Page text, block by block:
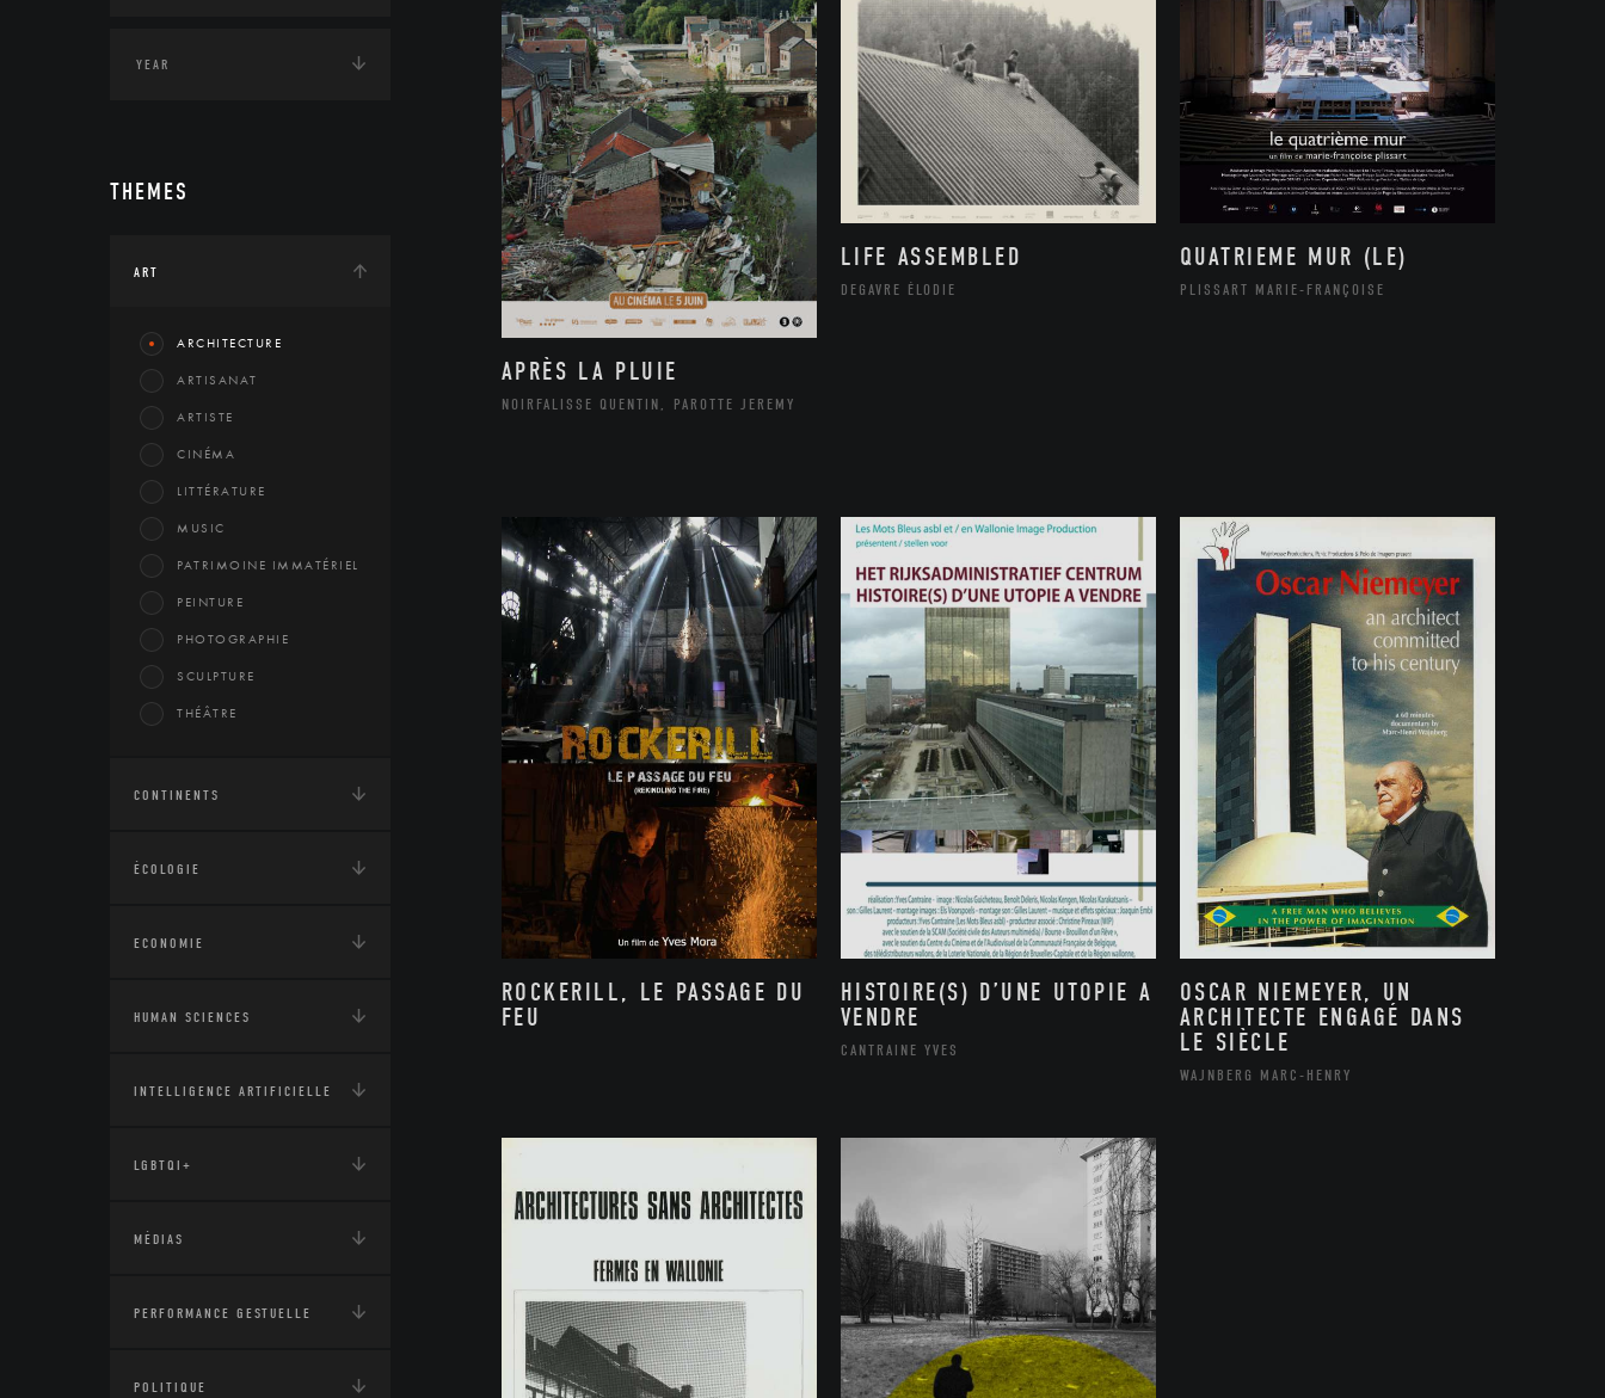
THEMES
ART
ARCHITECTURE
ARTISANAT
ARTISTE
CINÉMA
LITTÉRATURE
MUSIC
PATRIMOINE IMMATÉRIEL
PEINTURE
PHOTOGRAPHIE
SCULPTURE
THÉÂTRE
CONTINENTS
ÉCOLOGIE
ECONOMIE
HUMAN SCIENCES
INTELLIGENCE ARTIFICIELLE
LGBTQI+
MÉDIAS
PERFORMANCE GESTUELLE
POLITIQUE
APRÈS LA PLUIE
NOIRFALISSE QUENTIN, PAROTTE JEREMY
LIFE ASSEMBLED
DEGAVRE ÉLODIE
QUATRIEME MUR (LE)
PLISSART MARIE-FRANÇOISE
ROCKERILL, LE PASSAGE DU
FEU
HISTOIRE(S) D’UNE UTOPIE A
VENDRE
CANTRAINE YVES
OSCAR NIEMEYER, UN
ARCHITECTE ENGAGÉ DANS
LE SIÈCLE
WAJNBERG MARC-HENRY